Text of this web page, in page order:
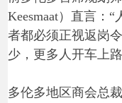
Keesmaat）直言：
者都必须正视返岗
少，更多人开车上
多伦多地区商会总